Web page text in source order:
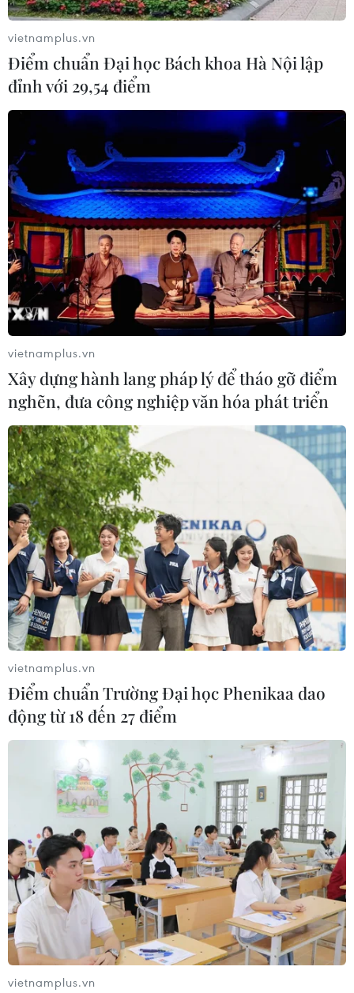
TIN CÙNG CHUYÊN MỤC
Ngoại giao khoa học công nghệ: Khi
ngoại giao được trao sứ mệnh mới
09/08/2026 11:51
vietnamplus.vn
Điểm chuẩn Đại học Bách khoa Hà Nội lập
đỉnh với 29,54 điểm
vietnamplus.vn
Xây dựng hành lang pháp lý để tháo gỡ điểm
nghẽn, đưa công nghiệp văn hóa phát triển
vietnamplus.vn
Điểm chuẩn Trường Đại học Phenikaa dao
động từ 18 đến 27 điểm
vietnamplus.vn